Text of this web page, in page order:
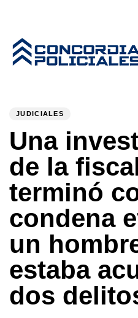
JUDICIALES
Una
de la
terminó
condena
un
estaba
dos